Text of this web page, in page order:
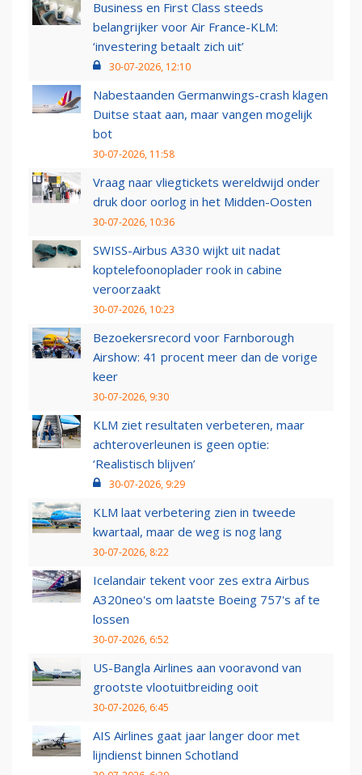
Business en First Class steeds
belangrijker voor Air France-KLM:
‘investering betaalt zich uit’
30-07-2026, 12:10
Nabestaanden Germanwings-crash klagen
Duitse staat aan, maar vangen mogelijk
bot
30-07-2026, 11:58
Vraag naar vliegtickets wereldwijd onder
druk door oorlog in het Midden-Oosten
30-07-2026, 10:36
SWISS-Airbus A330 wijkt uit nadat
koptelefoonoplader rook in cabine
veroorzaakt
30-07-2026, 10:23
Bezoekersrecord voor Farnborough
Airshow: 41 procent meer dan de vorige
keer
30-07-2026, 9:30
KLM ziet resultaten verbeteren, maar
achteroverleunen is geen optie:
‘Realistisch blijven’
30-07-2026, 9:29
KLM laat verbetering zien in tweede
kwartaal, maar de weg is nog lang
30-07-2026, 8:22
Icelandair tekent voor zes extra Airbus
A320neo's om laatste Boeing 757's af te
lossen
30-07-2026, 6:52
US-Bangla Airlines aan vooravond van
grootste vlootuitbreiding ooit
30-07-2026, 6:45
AIS Airlines gaat jaar langer door met
lijndienst binnen Schotland